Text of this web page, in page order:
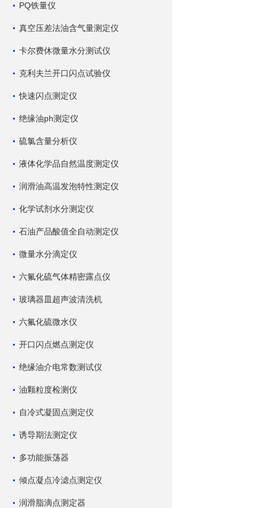
PQ铁量仪
真空压差法油含气量测定仪
卡尔费休微量水分测试仪
克利夫兰开口闪点试验仪
快速闪点测定仪
绝缘油ph测定仪
硫氯含量分析仪
液体化学品自然温度测定仪
润滑油高温发泡特性测定仪
化学试剂水分测定仪
石油产品酸值全自动测定仪
微量水分滴定仪
六氟化硫气体精密露点仪
玻璃器皿超声波清洗机
六氟化硫微水仪
开口闪点燃点测定仪
绝缘油介电常数测试仪
油颗粒度检测仪
自冷式凝固点测定仪
诱导期法测定仪
多功能振荡器
倾点凝点冷滤点测定仪
润滑脂滴点测定器